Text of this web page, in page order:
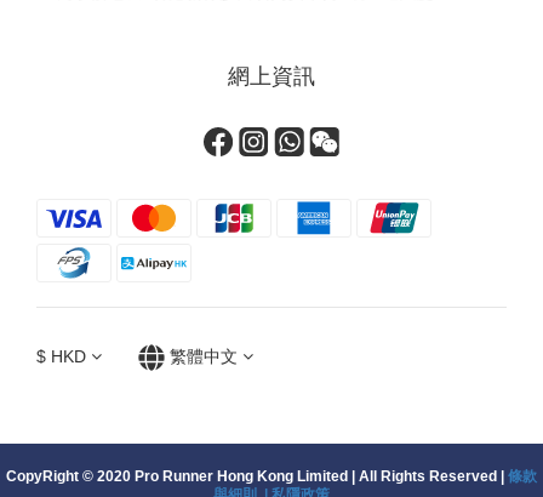
網上資訊
$ HKD 繁體中文
CopyRight © 2020 Pro Runner Hong Kong Limited | All Rights Reserved | 條款